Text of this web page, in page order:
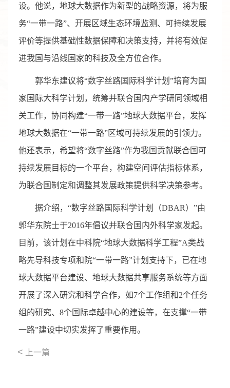
设。他说，地球大数据作为新型的战略资源，将为服
务“一带一路”、开展区域生态环境监测、可持续发展
评价等提供基础性数据保障和决策支持，并将有效促
进我国与沿线国家的科技及全方位合作。
郭华东建议将“数字丝路国际科学计划”培育为国
家国际大科学计划，统筹并联合国内产学研同领域相
关工作，协同构建“一带一路”地球大数据平台，发挥
地球大数据在“一带一路”区域可持续发展的引领力。
他还表示，希望将“数字丝路”作为我国贡献联合国可
持续发展目标的一个平台，构建空间评估指标体系，
为联合国制定和调整其发展政策提供科学决策参考。
据介绍，“数字丝路国际科学计划（DBAR）”由
郭华东院士于2016年倡议并联合国内外科学家发起。
目前，该计划在中科院“地球大数据科学工程”A类战
略先导科技专项和院“一带一路”计划支持下，已在地
球大数据平台建设、地球大数据共享服务系统等方面
开展了深入研究和科学合作，如7个工作组和2个任务
组的研究、8个国际卓越中心的建设等，在支撑“一带
一路”建设中切实发挥了重要作用。
< 上一篇